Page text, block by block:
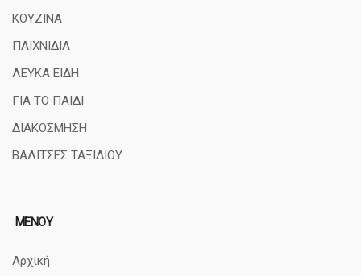
ΚΟΥΖΙΝΑ
ΠΑΙΧΝΙΔΙΑ
ΛΕΥΚΑ ΕΙΔΗ
ΓΙΑ ΤΟ ΠΑΙΔΙ
ΔΙΑΚΟΣΜΗΣΗ
ΒΑΛΙΤΣΕΣ ΤΑΞΙΔΙΟΥ
ΜΕΝΟΥ
Αρχική